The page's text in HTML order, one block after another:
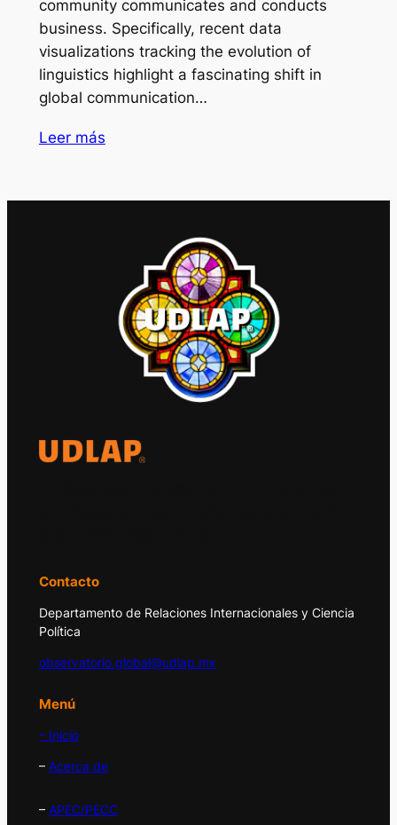
community communicates and conducts
business. Specifically, recent data
visualizations tracking the evolution of
linguistics highlight a fascinating shift in
global communication…
Leer más
Contacto
Departamento de Relaciones Internacionales y Ciencia
Política
observatorio.global@udlap.mx
Menú
– Inicio
– Acerca de
– APEC/PECC